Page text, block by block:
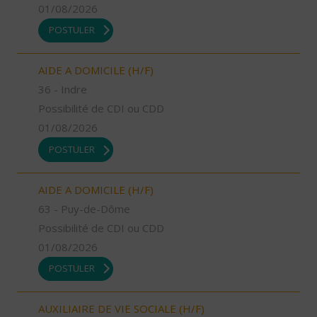
01/08/2026
POSTULER
AIDE A DOMICILE (H/F)
36 - Indre
Possibilité de CDI ou CDD
01/08/2026
POSTULER
AIDE A DOMICILE (H/F)
63 - Puy-de-Dôme
Possibilité de CDI ou CDD
01/08/2026
POSTULER
AUXILIAIRE DE VIE SOCIALE (H/F)